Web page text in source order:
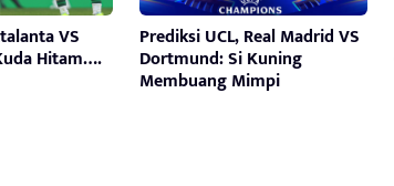
VS
Hitam….
Prediksi UCL, Real Madrid VS
Dortmund: Si Kuning
Membuang Mimpi